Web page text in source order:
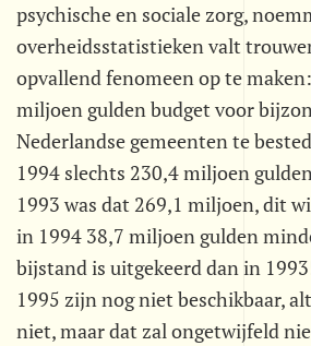
psychische en sociale zorg,
overheidsstatistieken valt
opvallend fenomeen op te
miljoen gulden budget voor
Nederlandse gemeenten te
1994 slechts 230,4 miljoen
1993 was dat 269,1 miljoen, dit
in 1994 38,7 miljoen gulden
bijstand is uitgekeerd dan in
1995 zijn nog niet beschikbaar,
niet, maar dat zal ongetwijfeld